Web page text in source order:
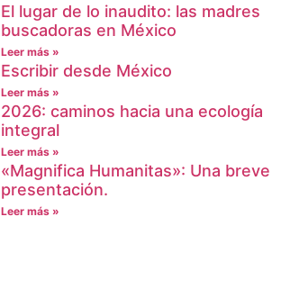
El lugar de lo inaudito: las madres
buscadoras en México
Leer más »
Escribir desde México
Leer más »
2026: caminos hacia una ecología
integral
Leer más »
«Magnifica Humanitas»: Una breve
presentación.
Leer más »